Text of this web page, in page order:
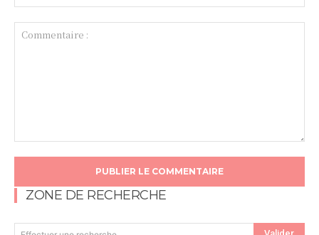
ZONE DE RECHERCHE